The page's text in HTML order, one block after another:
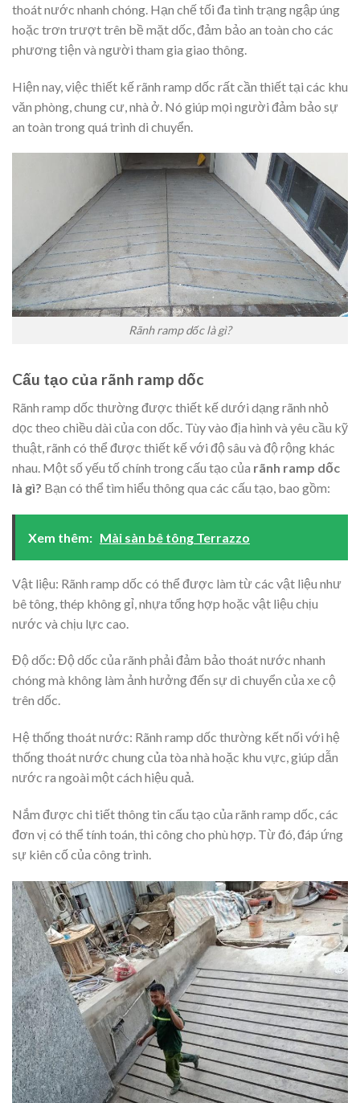
thoát nước nhanh chóng. Hạn chế tối đa tình trạng ngập úng
hoặc trơn trượt trên bề mặt dốc, đảm bảo an toàn cho các
phương tiện và người tham gia giao thông.
Hiện nay, việc thiết kế rãnh ramp dốc rất cần thiết tại các khu
văn phòng, chung cư, nhà ở. Nó giúp mọi người đảm bảo sự
an toàn trong quá trình di chuyển.
Rãnh ramp dốc là gì?
Cấu tạo của rãnh ramp dốc
Rãnh ramp dốc thường được thiết kế dưới dạng rãnh nhỏ
dọc theo chiều dài của con dốc. Tùy vào địa hình và yêu cầu kỹ
thuật, rãnh có thể được thiết kế với độ sâu và độ rộng khác
nhau. Một số yếu tố chính trong cấu tạo của rãnh ramp dốc
là gì? Bạn có thể tìm hiểu thông qua các cấu tạo, bao gồm:
Xem thêm: Mài sàn bê tông Terrazzo
Vật liệu: Rãnh ramp dốc có thể được làm từ các vật liệu như
bê tông, thép không gỉ, nhựa tổng hợp hoặc vật liệu chịu
nước và chịu lực cao.
Độ dốc: Độ dốc của rãnh phải đảm bảo thoát nước nhanh
chóng mà không làm ảnh hưởng đến sự di chuyển của xe cộ
trên dốc.
Hệ thống thoát nước: Rãnh ramp dốc thường kết nối với hệ
thống thoát nước chung của tòa nhà hoặc khu vực, giúp dẫn
nước ra ngoài một cách hiệu quả.
Nắm được chi tiết thông tin cấu tạo của rãnh ramp dốc, các
đơn vị có thể tính toán, thi công cho phù hợp. Từ đó, đáp ứng
sự kiên cố của công trình.